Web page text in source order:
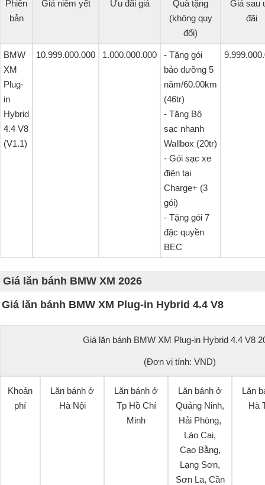
Phiên
bản
Giá niêm yết Ưu đãi giá
Quà tặng
(không quy
đổi)
Giá sau
đãi
BMW
XM
Plug-
in
Hybrid
4.4 V8
(V1.1)
10.999.000.000 1.000.000.000
- Tặng gói
bảo dưỡng 5
năm/60.00km
(46tr)
- Tặng Bộ
sạc nhanh
Wallbox (20tr)
- Gói sạc xe
điện tại
Charge+ (3
gói)
- Tặng gói 7
đặc quyền
BEC
Giá lăn bánh BMW XM 2026
Giá lăn bánh BMW XM Plug-in Hybrid 4.4 V8
Giá lăn bánh BMW XM Plug-in Hybrid 4.4 V8
(Đơn vị tính: VND)
Khoản
phí
Lăn bánh ở
Hà Nội
Lăn bánh ở
Tp Hồ Chí
Minh
Lăn bánh ở
Quảng Ninh,
Hải Phòng,
Lào Cai,
Cao Bằng,
Lạng Sơn,
Sơn La, Cần
Lăn
Hà